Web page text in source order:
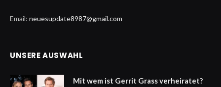
Email: neuesupdate8987@gmail.com
UNSERE AUSWAHL
Mit wem ist Gerrit Grass verheiratet?